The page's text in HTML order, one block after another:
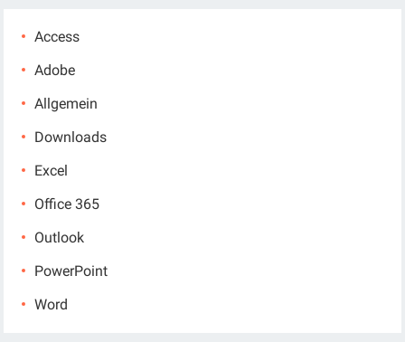
Access
Adobe
Allgemein
Downloads
Excel
Office 365
Outlook
PowerPoint
Word